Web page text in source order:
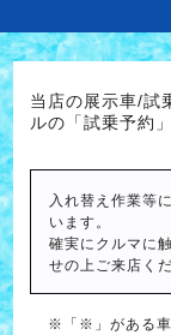
当店の展示車/試
ルの「試乗予約
入れ替え作業等
います。
確実にクルマに
せの上ご来店く
※「※」がある車